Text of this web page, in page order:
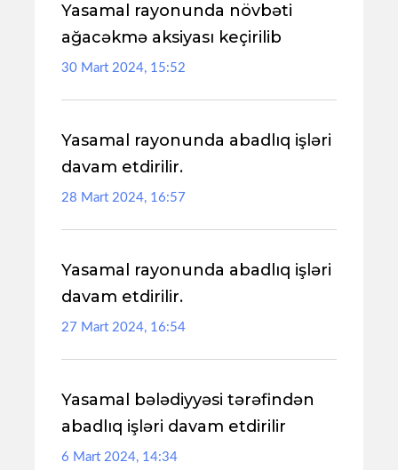
Yasamal rayonunda növbəti
ağacəkmə aksiyası keçirilib
30 Mart 2024, 15:52
Yasamal rayonunda abadlıq işləri
davam etdirilir.
28 Mart 2024, 16:57
Yasamal rayonunda abadlıq işləri
davam etdirilir.
27 Mart 2024, 16:54
Yasamal bələdiyyəsi tərəfindən
abadlıq işləri davam etdirilir
6 Mart 2024, 14:34